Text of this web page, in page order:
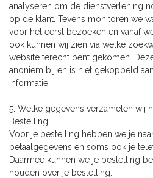
analyseren om de dienstverlening
op de klant. Tevens monitoren we
voor het eerst bezoeken en vanaf
ook kunnen wij zien via welke
website terecht bent gekomen.
anoniem bij en is niet gekoppeld
informatie.
5. Welke gegevens verzamelen wij
Bestelling
Voor je bestelling hebben we je
betaalgegevens en soms ook je
Daarmee kunnen we je bestelling
houden over je bestelling.